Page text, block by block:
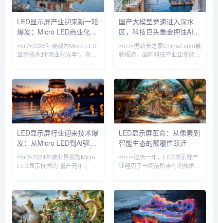
LED驱动方案的巨幕产品，亮度
均匀性与对比度达到新高度。与
此同时，Micro LED技术从实验
室走向中试线，苹果、索尼、利
Mic
成本曲线开始钝化，行业竞争的
核心从“单位面积价格”转向“单位
像素价值”。最新披露的供应链
数据显示，2024年第三季度，
增长21
LED显示屏产业迎来新一轮
爆发：Micro LED商业化提
速，户外广告市场重构
<br />2025年被视为Micro LED
显示技术的“商业化元年”。在过
示屏，像素间距突破至P0.3以
下，亮度峰值达到10,000尼
特，而能耗较传统LED直显降低
约40%。更令人关注的是，巨量
转移良率首次突破99.9%，这意
味着长期阻碍Micro LED普及的
成本瓶颈正在瓦解。行业分析师
预测，到2026年，Micro LED在
国产大模型竞速进入深水
区，科技巨头重金押注AI基
础设施
<br />据站长之家ChinaZ.com最
新报道，国内科技产业正在经历
集发布新一代基座模型，参数规
模与推理能力双双跃升。然而，
与上一轮单纯比拼参数不同，当
前竞争的焦点已从模型层延伸至
应用生态与商业闭环。头部厂商
不再满足于展示技术参数，而是
将模型嵌入办公、编程、金融、
医疗等具体场景，试图以真实业
意味着，大模型竞赛正
LED显示屏行业迎来技术爆
发：从Micro LED到AI驱
动，产业格局正在重塑
<br />2024年被业界视为Micro
LED显示技术的“量产元年”。根
量转移与修复工艺的瓶颈，将
Micro LED芯片的良率提升至
99.9%以上。与传统的LCD和
OLED相比，Micro LED在亮
LED显示屏革命：从像素到
智能生态的颠覆性跃迁
<br />过去一年，LED显示屏产
业经历了一场前所未有的技术爆
电影屏，传统LCD和OLED的统
治地位正被悄然撼动。据最新行
业报告显示，2025年全球LED
显示屏市场规模预计突破120亿